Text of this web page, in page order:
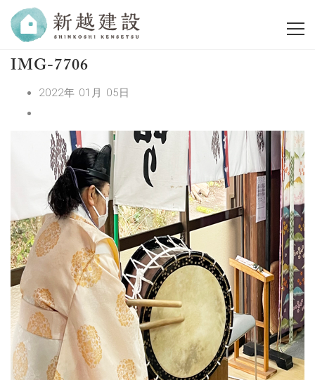
IMG-7706
2022年 01月 05日